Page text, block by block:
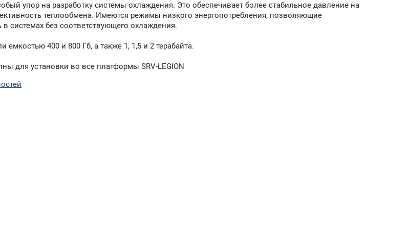
упор на разработку системы охлаждения. Это обеспечивает более стабильное давление на
теплообмена. Имеются режимы низкого энергопотребления, позволяющие
в системах без соответствующего охлаждения.
емкостью 400 и 800 Гб, а также 1, 1,5 и 2 терабайта.
для установки во все платформы SRV-LEGION